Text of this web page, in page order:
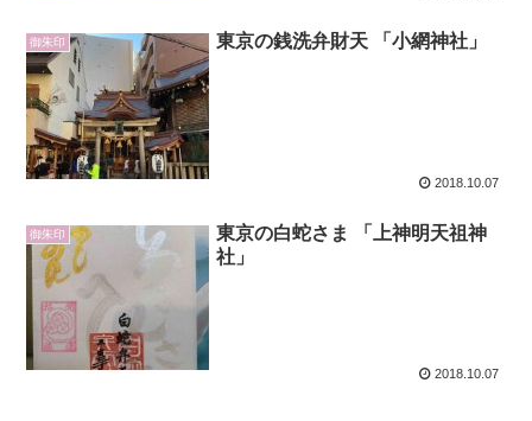
御朱印 東京の銭洗弁財天 「小網神社」
2018.10.07
御朱印
東京の白蛇さま 「上神明天祖神
社」
2018.10.07